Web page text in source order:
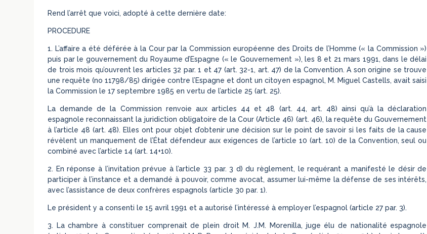
Rend l’arrêt que voici, adopté à cette dernière date:
PROCEDURE
1. L’affaire a été déférée à la Cour par la Commission européenne des Droits de l’Homme (« la Commission »)
puis par le gouvernement du Royaume d’Espagne (« le Gouvernement »), les 8 et 21 mars 1991, dans le délai
de trois mois qu’ouvrent les articles 32 par. 1 et 47 (art. 32-1, art. 47) de la Convention. A son origine se trouve
une requête (no 11798/85) dirigée contre l’Espagne et dont un citoyen espagnol, M. Miguel Castells, avait saisi
la Commission le 17 septembre 1985 en vertu de l’article 25 (art. 25).
La demande de la Commission renvoie aux articles 44 et 48 (art. 44, art. 48) ainsi qu’à la déclaration
espagnole reconnaissant la juridiction obligatoire de la Cour (Article 46) (art. 46), la requête du Gouvernement
à l’article 48 (art. 48). Elles ont pour objet d’obtenir une décision sur le point de savoir si les faits de la cause
révèlent un manquement de l’État défendeur aux exigences de l’article 10 (art. 10) de la Convention, seul ou
combiné avec l’article 14 (art. 14+10).
2. En réponse à l’invitation prévue à l’article 33 par. 3 d) du règlement, le requérant a manifesté le désir de
participer à l’instance et a demandé à pouvoir, comme avocat, assumer lui-même la défense de ses intérêts,
avec l’assistance de deux confrères espagnols (article 30 par. 1).
Le président y a consenti le 15 avril 1991 et a autorisé l’intéressé à employer l’espagnol (article 27 par. 3).
3. La chambre à constituer comprenait de plein droit M. J.M. Morenilla, juge élu de nationalité espagnole